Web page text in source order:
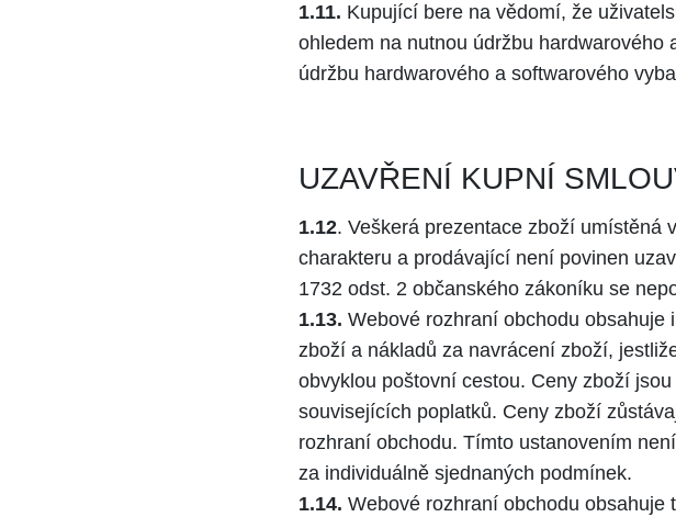
1.11. Kupující bere na vědomí, že
ohledem na nutnou údržbu
údržbu hardwarového a softwarového
UZAVŘENÍ KUPNÍ
1.12. Veškerá prezentace zboží umístěná
charakteru a prodávající není povinen
1732 odst. 2 občanského zákoníku se
1.13. Webové rozhraní obchodu
zboží a nákladů za navrácení zboží,
obvyklou poštovní cestou. Ceny zboží
souvisejících poplatků. Ceny zboží
rozhraní obchodu. Tímto ustanovením
za individuálně sjednaných podmínek.
1.14. Webové rozhraní obchodu